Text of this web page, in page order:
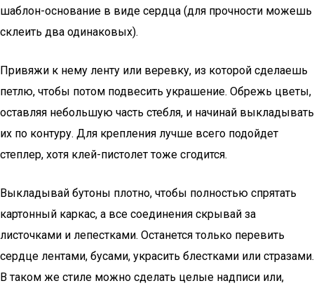
шаблон-основание в виде сердца (для прочности можешь
склеить два одинаковых).
Привяжи к нему ленту или веревку, из которой сделаешь
петлю, чтобы потом подвесить украшение. Обрежь цветы,
оставляя небольшую часть стебля, и начинай выкладывать
их по контуру. Для крепления лучше всего подойдет
степлер, хотя клей-пистолет тоже сгодится.
Выкладывай бутоны плотно, чтобы полностью спрятать
картонный каркас, а все соединения скрывай за
листочками и лепестками. Останется только перевить
сердце лентами, бусами, украсить блестками или стразами.
В таком же стиле можно сделать целые надписи или,